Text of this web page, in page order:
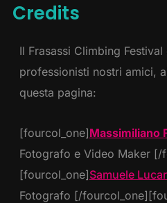
Credits
Il Frasassi Climbing
professionisti nostri amici,
questa pagina:
[fourcol_one]Massimiliano
Fotografo e Video Maker [/
[fourcol_one]Samuele
Fotografo [/